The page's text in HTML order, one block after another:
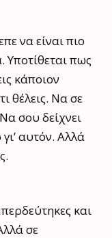
ναείναιπιο
πως
κάποιον
θέλεις. Να σε
σου δείχνει
γι’ αυτόν. Αλλά
και
σε